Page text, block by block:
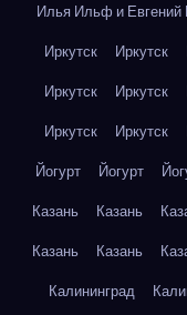
Илья Ильф и Евгений
Иркутск
Иркутск
Иркутск
Иркутск
Иркутск
Иркутск
Йогурт
Йогурт
Казань
Казань
Казань
Казань
Калининград